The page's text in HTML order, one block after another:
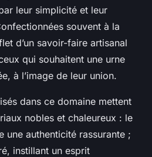
leur simplicité et leur
souvent à la
d’un savoir-faire artisanal
qui souhaitent une urne
à l’image de leur union.
dans ce domaine mettent
nobles et chaleureux : le
une authenticité rassurante ;
instillant un esprit